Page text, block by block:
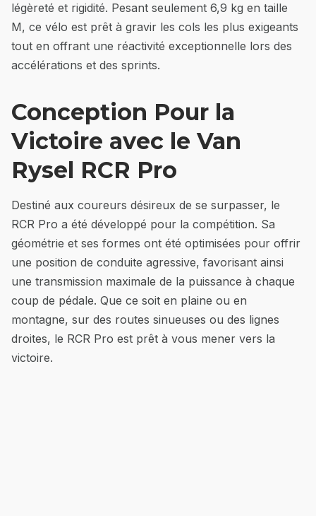
légèreté et rigidité. Pesant seulement 6,9 kg en taille
M, ce vélo est prêt à gravir les cols les plus exigeants
tout en offrant une réactivité exceptionnelle lors des
accélérations et des sprints.
Conception Pour la
Victoire avec le Van
Rysel RCR Pro
Destiné aux coureurs désireux de se surpasser, le
RCR Pro a été développé pour la compétition. Sa
géométrie et ses formes ont été optimisées pour offrir
une position de conduite agressive, favorisant ainsi
une transmission maximale de la puissance à chaque
coup de pédale. Que ce soit en plaine ou en
montagne, sur des routes sinueuses ou des lignes
droites, le RCR Pro est prêt à vous mener vers la
victoire.